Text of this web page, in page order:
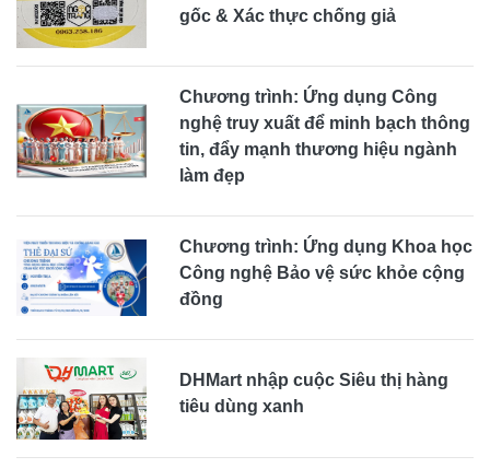
gốc & Xác thực chống giả
Chương trình: Ứng dụng Công
nghệ truy xuất để minh bạch thông
tin, đẩy mạnh thương hiệu ngành
làm đẹp
Chương trình: Ứng dụng Khoa học
Công nghệ Bảo vệ sức khỏe cộng
đồng
DHMart nhập cuộc Siêu thị hàng
tiêu dùng xanh